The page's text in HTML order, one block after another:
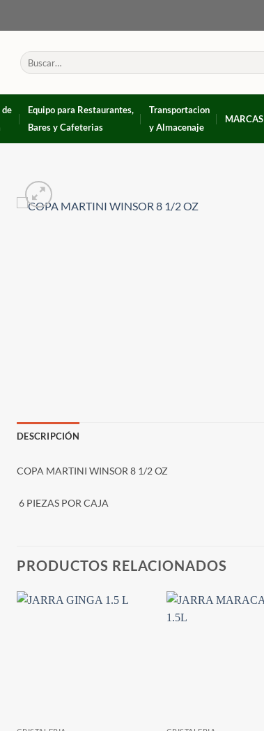
Buscar
por:
de
Equipo para Restaurantes,
Bares y Cafeterias
Transportacion
y Almacenaje
MARCAS
DESCRIPCIÓN
COPA MARTINI WINSOR 8 1/2 OZ
6 PIEZAS POR CAJA
PRODUCTOS RELACIONADOS